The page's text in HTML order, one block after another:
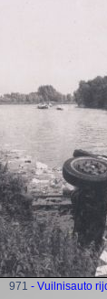
971 - Vuilnisauto